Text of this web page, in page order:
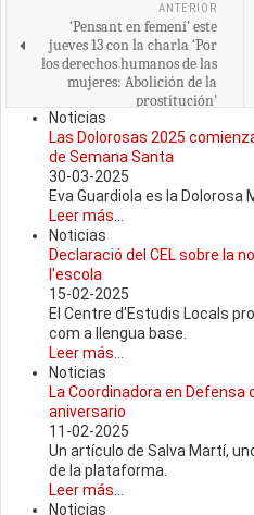
ANTERIOR
‘Pensant en femení’ este
jueves 13 con la charla ‘Por
los derechos humanos de las
mujeres: Abolición de la
prostitución'
Noticias
Las Dolorosas 2025
de Semana Santa
30-03-2025
Eva Guardiola es la Dolorosa
Leer más...
Noticias
Declaració del CEL sobre la
l'escola
15-02-2025
El Centre d'Estudis Locals
com a llengua base.
Leer más...
Noticias
La Coordinadora en Defensa
aniversario
11-02-2025
Un artículo de Salva Martí,
de la plataforma.
Leer más...
Noticias